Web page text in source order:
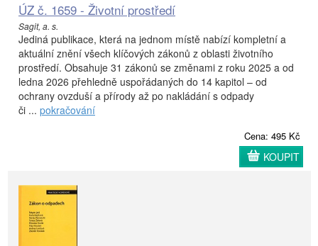
ÚZ č. 1659 - Životní prostředí
Sagit, a. s.
Jediná publikace, která na jednom místě nabízí kompletní a
aktuální znění všech klíčových zákonů z oblasti životního
prostředí. Obsahuje 31 zákonů se změnami z roku 2025 a od
ledna 2026 přehledně uspořádaných do 14 kapitol – od
ochrany ovzduší a přírody až po nakládání s odpady
či ... pokračování
Cena: 495 Kč
KOUPIT